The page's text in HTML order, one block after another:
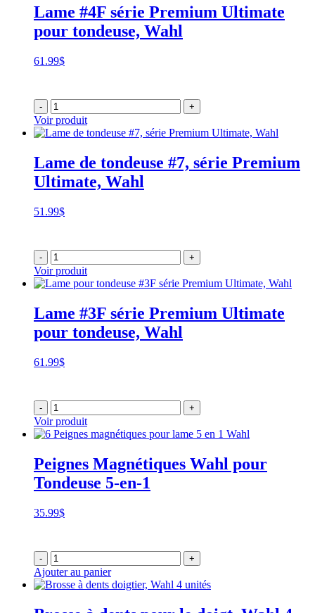
Lame #4F série Premium Ultimate
pour tondeuse, Wahl
61.99$
- +
Voir produit
Lame de tondeuse #7, série Premium
Ultimate, Wahl
51.99$
- +
Voir produit
Lame #3F série Premium Ultimate
pour tondeuse, Wahl
61.99$
- +
Voir produit
Peignes Magnétiques Wahl pour
Tondeuse 5-en-1
35.99$
- +
Ajouter au panier